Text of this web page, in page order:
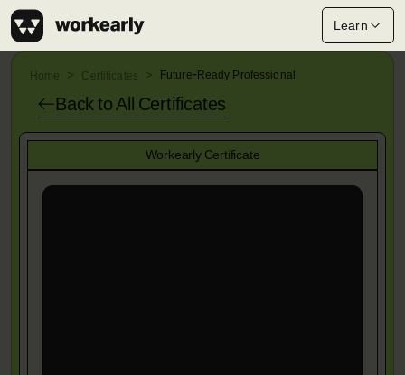
Learn
Home Certificates Future-Ready Professional
Back to All Certificates
Workearly Certificate